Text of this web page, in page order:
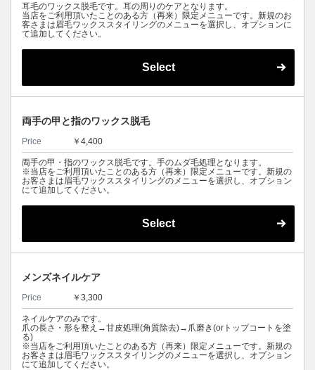
耳毛のワックス脱毛です。耳の周りのケアとなります。
当店をご利用頂いたことのある方（再来）限定メニューです。新規のお
客さまは眉毛ワックススタイリングのメニューを選択し、オプションに
て追加してください。
Select
両手の甲と指のワックス脱毛
Price ￥4,400
両手の甲・指のワックス脱毛です。手のムダ毛処理となります。
※当店をご利用頂いたことのある方（再来）限定メニューです。新規の
お客さまは眉毛ワックススタイリングのメニューを選択し、オプション
にて追加してください。
Select
メンズネイルケア
Price ￥3,300
ネイルケアのみです。
爪の長さ・形を整え→甘皮処理(角質除去)→爪磨き(orトップコートを塗
る)
※当店をご利用頂いたことのある方（再来）限定メニューです。新規の
お客さまは眉毛ワックススタイリングのメニューを選択し、オプション
にて追加してください。